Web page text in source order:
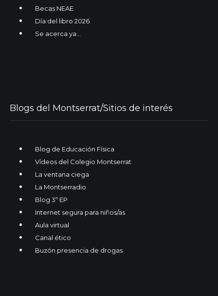
Becas NEAE
Día del libro 2026
Se acerca ya…
Blogs del Montserrat/Sitios de interés
Blog de Educación Física
Vídeos del Colegio Montserrat
La ventana ciega
La Montserradio
Blog 3º EP
Internet segura para niños/as
Aula virtual
Canal ético
Buzón presencia de drogas